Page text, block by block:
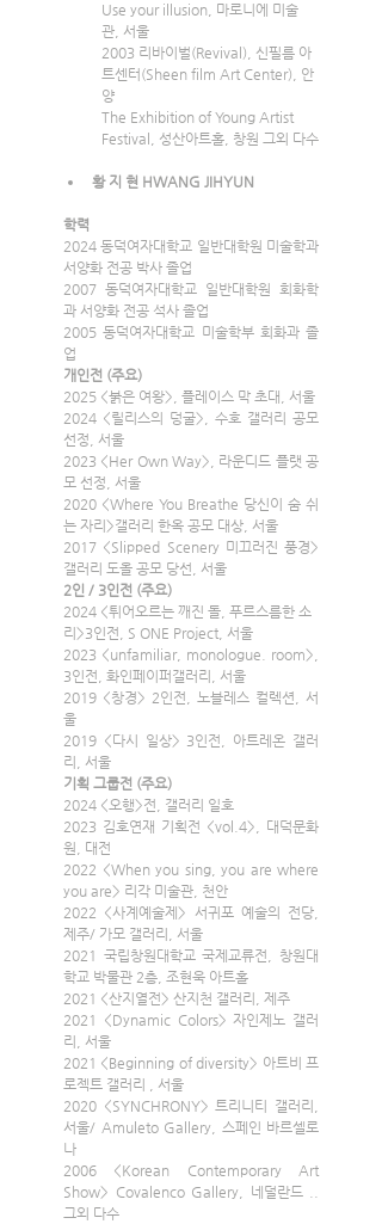
Use your illusion, 마로니에 미술
관, 서울
2003 리바이벌(Revival), 신필름 아
트센터(Sheen film Art Center), 안
양
The Exhibition of Young Artist
Festival, 성산아트홀, 창원 그외 다수
황 지 현 HWANG JIHYUN
학력
2024 동덕여자대학교 일반대학원 미술학과
서양화 전공 박사 졸업
2007 동덕여자대학교 일반대학원 회화학
과 서양화 전공 석사 졸업
2005 동덕여자대학교 미술학부 회화과 졸
업
개인전 (주요)
2025 <붉은 여왕>, 플레이스 막 초대, 서울
2024 <릴리스의 덩굴>, 수호 갤러리 공모
선정, 서울
2023 <Her Own Way>, 라운디드 플랫 공
모 선정, 서울
2020 <Where You Breathe 당신이 숨 쉬
는 자리>갤러리 한옥 공모 대상, 서울
2017 <Slipped Scenery 미끄러진 풍경>
갤러리 도올 공모 당선, 서울
2인 / 3인전 (주요)
2024 <튀어오르는 깨진 돌, 푸르스름한 소
리>3인전, S ONE Project, 서울
2023 <unfamiliar, monologue. room>,
3인전, 화인페이퍼갤러리, 서울
2019 <창경> 2인전, 노블레스 컬렉션, 서
울
2019 <다시 일상> 3인전, 아트레온 갤러
리, 서울
기획 그룹전 (주요)
2024 <오행>전, 갤러리 일호
2023 김호연재 기획전 <vol.4>, 대덕문화
원, 대전
2022 <When you sing, you are where
you are> 리각 미술관, 천안
2022 <사계예술제> 서귀포 예술의 전당,
제주/ 가모 갤러리, 서울
2021 국립창원대학교 국제교류전, 창원대
학교 박물관 2층, 조현욱 아트홀
2021 <산지열전> 산지천 갤러리, 제주
2021 <Dynamic Colors> 자인제노 갤러
리, 서울
2021 <Beginning of diversity> 아트비 프
로젝트 갤러리 , 서울
2020 <SYNCHRONY> 트리니티 갤러리,
서울/ Amuleto Gallery, 스페인 바르셀로
나
2006 <Korean Contemporary Art
Show> Covalenco Gallery, 네덜란드 ..
그외 다수